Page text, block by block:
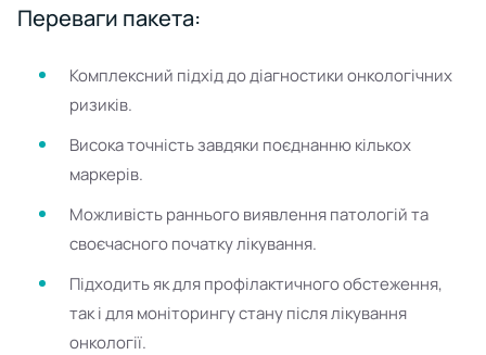
Переваги пакета:
Комплексний підхід до діагностики онкологічних
ризиків.
Висока точність завдяки поєднанню кількох
маркерів.
Можливість раннього виявлення патологій та
своєчасного початку лікування.
Підходить як для профілактичного обстеження,
так і для моніторингу стану після лікування
онкології.